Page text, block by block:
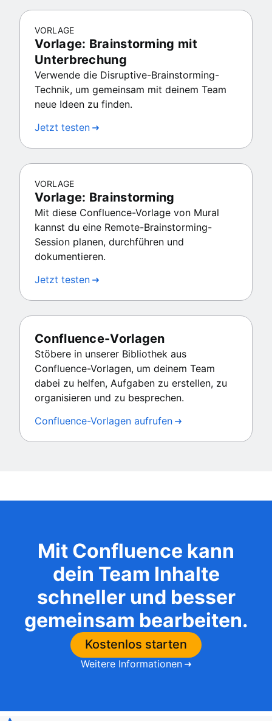
VORLAGE
Vorlage: Brainstorming mit
Unterbrechung
Verwende die Disruptive-Brainstorming-
Technik, um gemeinsam mit deinem Team
neue Ideen zu finden.
Jetzt testen
VORLAGE
Vorlage: Brainstorming
Mit diese Confluence-Vorlage von Mural
kannst du eine Remote-Brainstorming-
Session planen, durchführen und
dokumentieren.
Jetzt testen
Confluence-Vorlagen
Stöbere in unserer Bibliothek aus
Confluence-Vorlagen, um deinem Team
dabei zu helfen, Aufgaben zu erstellen, zu
organisieren und zu besprechen.
Confluence-Vorlagen aufrufen
Mit Confluence kann
dein Team Inhalte
schneller und besser
gemeinsam bearbeiten.
Kostenlos starten
Weitere Informationen